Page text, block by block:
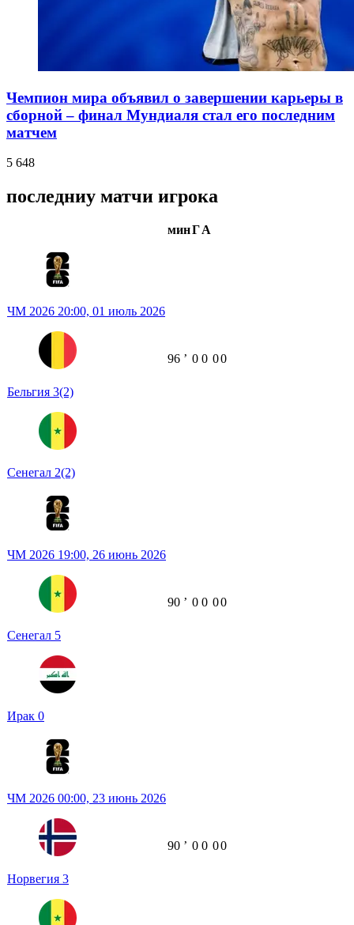
Чемпион мира объявил о завершении карьеры в
сборной – финал Мундиаля стал его последним
матчем
5 648
последниу матчи игрока
минГА
ЧМ 2026 20:00, 01 июль 2026
Бельгия 3(2)
Сенегал 2(2)
96 ʼ 0 0 00
ЧМ 2026 19:00, 26 июнь 2026
Сенегал 5
Ирак 0
90 ʼ 0 0 00
ЧМ 2026 00:00, 23 июнь 2026
Норвегия 3
90 ʼ 0 0 00